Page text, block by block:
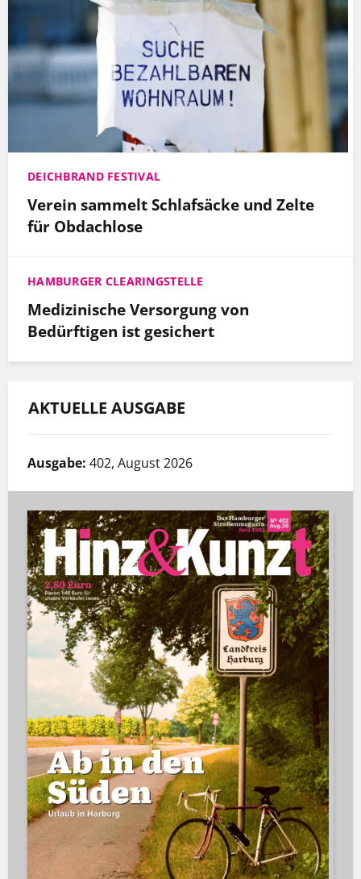
DEICHBRAND FESTIVAL
Verein sammelt Schlafsäcke und Zelte
für Obdachlose
HAMBURGER CLEARINGSTELLE
Medizinische Versorgung von
Bedürftigen ist gesichert
AKTUELLE AUSGABE
Ausgabe: 402, August 2026